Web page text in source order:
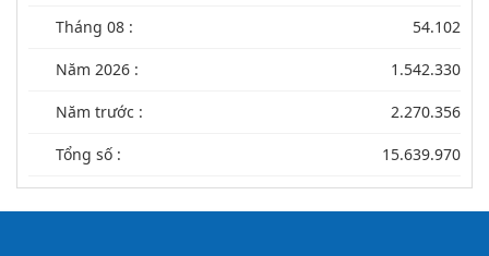
Tháng 08 : 54.102
Năm 2026 : 1.542.330
Năm trước : 2.270.356
Tổng số : 15.639.970